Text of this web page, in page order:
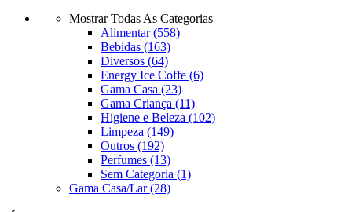
Mostrar Todas As Categorias
Alimentar(558)
Bebidas (163)
Diversos (64)
Energy Ice Coffe (6)
Gama Casa (23)
Gama Criança (11)
Higiene e Beleza (102)
Limpeza (149)
Outros (192)
Perfumes (13)
Sem Categoria (1)
Gama Casa/Lar(28)